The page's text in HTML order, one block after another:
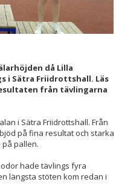
då Lilla
i Sätra Friidrottshall. Läs
från tävlingarna
i Sätra Friidrottshall. Från
på fina resultat och starka
pallen.
hade tävlings fyra
längsta stöten kom redan i